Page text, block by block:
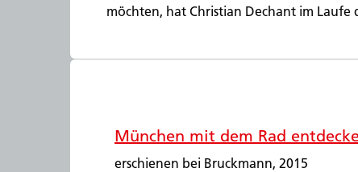
möchten, hat Christian Dechant im
München mit dem Rad
erschienen bei Bruckmann, 2015